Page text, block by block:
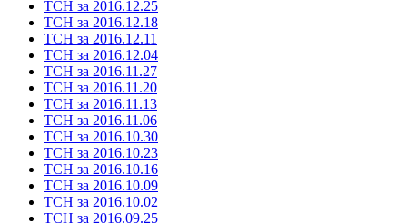
ТСН за 2016.12.25
ТСН за 2016.12.18
ТСН за 2016.12.11
ТСН за 2016.12.04
ТСН за 2016.11.27
ТСН за 2016.11.20
ТСН за 2016.11.13
ТСН за 2016.11.06
ТСН за 2016.10.30
ТСН за 2016.10.23
ТСН за 2016.10.16
ТСН за 2016.10.09
ТСН за 2016.10.02
ТСН за 2016.09.25